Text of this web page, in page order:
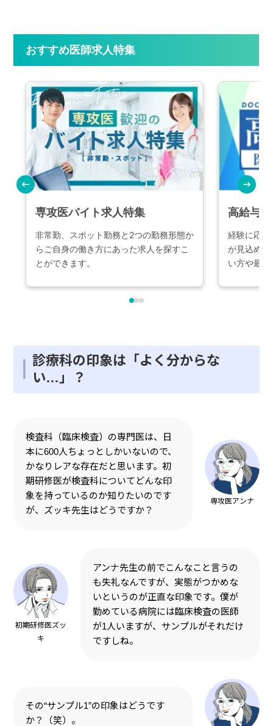
診療科の印象は「よく分からな
い…」？
専攻医アンナ
検査科（臨床検査）の専門医は、日
本に600人ちょっとしかいないので、
かなりレアな存在だと思います。初
期研修医が検査科についてどんな印
象を持っているのか知りたいのです
が、ズッキ先生はどうですか？
初期研修医ズッ
キ
アンナ先生の前でこんなこと言うの
も失礼なんですが、実態がつかめな
いというのが正直な印象です。僕が
勤めている病院には臨床検査の医師
が1人いますが、サンプルがそれだけ
ですしね。
その“サンプル1”の印象はどうです
か？（笑）。